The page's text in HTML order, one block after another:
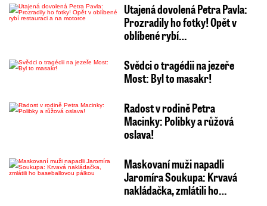
Utajená dovolená Petra Pavla:
Prozradily ho fotky! Opět v
oblíbené rybí…
Svědci o tragédii na jezeře
Most: Byl to masakr!
Radost v rodině Petra
Macinky: Polibky a růžová
oslava!
Maskovaní muži napadli
Jaromíra Soukupa: Krvavá
nakládačka, zmlátili ho…